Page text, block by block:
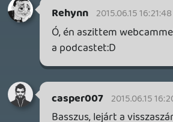
Alwares 2015.06.15 16:12:30
casper007 2015.06.15 16:13:36 #06o9h
Sör bekészítve, mindent bele. 🙂
backstab
Apa, apa, kezdődik! 😃